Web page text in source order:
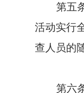
第五
活动实行
查人员的
第六